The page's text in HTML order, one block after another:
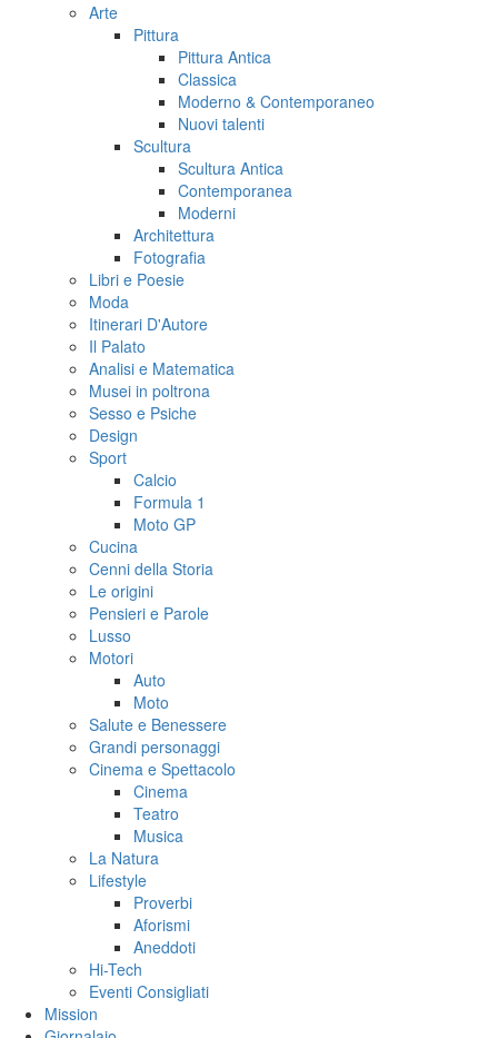
Arte
Pittura
Pittura Antica
Classica
Moderno & Contemporaneo
Nuovi talenti
Scultura
Scultura Antica
Contemporanea
Moderni
Architettura
Fotografia
Libri e Poesie
Moda
Itinerari D'Autore
Il Palato
Analisi e Matematica
Musei in poltrona
Sesso e Psiche
Design
Sport
Calcio
Formula 1
Moto GP
Cucina
Cenni della Storia
Le origini
Pensieri e Parole
Lusso
Motori
Auto
Moto
Salute e Benessere
Grandi personaggi
Cinema e Spettacolo
Cinema
Teatro
Musica
La Natura
Lifestyle
Proverbi
Aforismi
Aneddoti
Hi-Tech
Eventi Consigliati
Mission